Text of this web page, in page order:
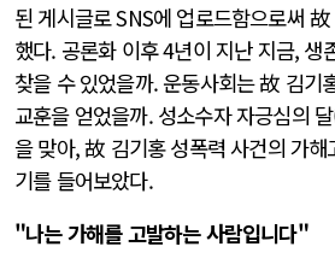
된 게시글로 SNS에 업로드함으로써
했다. 공론화 이후 4년이 지난 지금, 생
찾을 수 있었을까. 운동사회는 故 김기
교훈을 얻었을까. 성소수자 자긍심의
을 맞아, 故 김기홍 성폭력 사건의 가
기를 들어보았다.
"나는 가해를 고발하는 사람입니다"